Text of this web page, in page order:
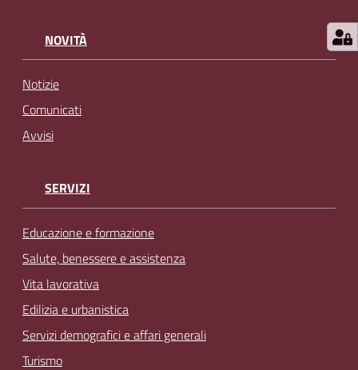
NOVITÀ
Notizie
Comunicati
Avvisi
SERVIZI
Educazione e formazione
Salute, benessere e assistenza
Vita lavorativa
Edilizia e urbanistica
Servizi demografici e affari generali
Turismo